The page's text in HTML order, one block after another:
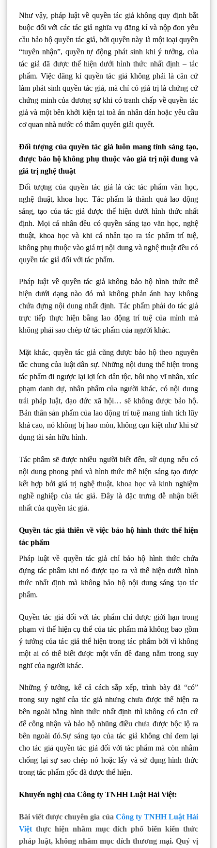
Như vậy, pháp luật về quyền tác giả không quy định bắt
buộc đối với các tác giả nghĩa vụ đăng kí và nộp đon yêu
cầu bảo hộ quyền tác giả, bởi quyền này là một loại quyền
“tuyên nhận”, quyền tự động phát sinh khi ý tưởng, của
tác giả đã được thể hiện dưới hình thức nhất định – tác
phẩm. Việc đăng kí quyền tác giả không phải là căn cứ
làm phát sinh quyền tác giả, mà chỉ có giá trị là chứng cứ
chứng minh của đương sự khi có tranh chấp về quyền tác
giả và một bên khởi kiện tại toà án nhân dán hoặc yêu cầu
cơ quan nhà nước có thẩm quyền giải quyết.
Đối tượng của quyền tác giả luôn mang tính sáng tạo,
được bảo hộ không phụ thuộc vào giá trị nội dung và
giá trị nghệ thuật
Đối tượng của quyền tác giả là các tác phẩm văn học,
nghệ thuật, khoa học. Tác phẩm là thành quả lao động
sáng, tạo của tác giả được thể hiện dưới hình thức nhất
định. Mọi cá nhân đều có quyền sáng tạo văn học, nghệ
thuật, khoa học và khi cá nhân tạo ra tác phẩm trí tuệ,
không phụ thuộc vào giá trị nội dung và nghệ thuật đều có
quyền tác giả đối với tác phẩm.
Pháp luật về quyền tác giả không bảo hộ hình thức thể
hiện dưới dạng nào đó mà không phản ánh hay không
chứa đựng nội dung nhất định. Tác phẩm phải do tác giả
trực tiếp thực hiện bằng lao động trí tuệ của mình mà
không phải sao chép từ tác phẩm của người khác.
Mặt khác, quyền tác giả cũng được bảo hộ theo nguyên
tắc chung của luật dân sự. Những nội dung thể hiện trong
tác phẩm đi ngược lại lợi ích dân tộc, bôi nhọ vĩ nhân, xúc
phạm danh dự, nhân phẩm của người khác, có nội dung
trái pháp luật, đạo đức xã hội… sẽ không được bảo hộ.
Bản thân sản phẩm của lao động trí tuệ mang tính tích lũy
khá cao, nó không bị hao mòn, không cạn kiệt như khi sử
dụng tài sản hữu hình.
Tác phẩm sẽ được nhiều người biết đến, sử dụng nếu có
nội dung phong phú và hình thức thể hiện sáng tạo được
kết hợp bởi giá trị nghệ thuật, khoa học và kinh nghiệm
nghề nghiệp của tác giả. Đây là đặc trưng dễ nhận biết
nhất của quyền tác giả.
Quyền tác giả thiên về việc bảo hộ hình thức thể hiện
tác phẩm
Pháp luật về quyền tác giả chỉ bảo hộ hình thức chứa
đựng tác phẩm khi nó được tạo ra và thể hiện dưới hình
thức nhất định mà không bảo hộ nội dung sáng tạo tác
phẩm.
Quyền tác giả đối với tác phẩm chỉ được giới hạn trong
phạm vi thể hiện cụ thể của tác phẩm mà không bao gồm
ý tưởng của tác giả thể hiện trong tác phẩm bởi vì không
một ai có thể biết được một vấn đề đang nằm trong suy
nghĩ của người khác.
Những ý tưởng, kể cả cách sắp xếp, trình bày đã “có”
trong suy nghĩ của tác giả nhưng chưa được thể hiện ra
bên ngoài bằng hình thức nhất định thì không có căn cứ
để công nhận và bảo hộ nhũng điều chưa được bộc lộ ra
bên ngoài đó.Sự sáng tạo của tác giả không chỉ đem lại
cho tác giả quyền tác giả đối với tác phẩm mà còn nhằm
chống lại sự sao chép nó hoặc lấy và sử dụng hình thức
trong tác phẩm gốc đã được thể hiện.
Khuyến nghị của Công ty TNHH Luật Hải Việt:
Bài viết được chuyên gia của Công ty TNHH Luật Hải
Việt thực hiện nhằm mục đích phổ biến kiến thức
pháp luật, không nhằm mục đích thương mại. Quý vị